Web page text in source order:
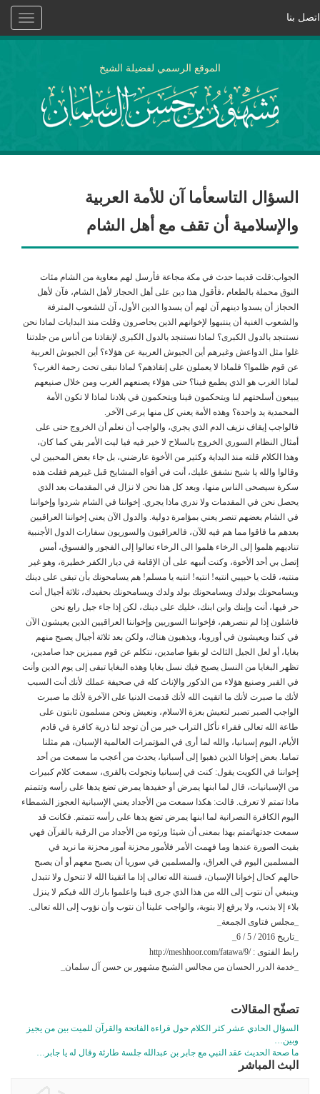
Toggle
اتصل بنا
الموقع الرسمي لفضيلة الشيخ
السؤال التاسعأما آن للأمة العربية
والإسلامية أن تقف مع أهل الشام
الجواب:قلت قديما حدث في مكة مجاعة فأرسل لهم معاوية من الشام مئات
النوق محملة بالطعام ،فأقول هذا دين على أهل الحجاز لأهل الشام، فآن لأهل
الحجاز أن يسدوا دينهم آن لهم أن يسدوا الدين الأول، آن للشعوب المترفة
والشعوب الغنية أن ينتبهوا لإخوانهم الذين يحاصرون وقلت منذ البدايات لماذا نحن
نستنجد بالدول الكبرى؟ لماذا نستنجد بالدول الكبرى لإنقاذنا من أناس من جلدتنا
غلوا مثل الدواعش وغيرهم أين الجيوش العربية عن هؤلاء؟ أين الجيوش العربية
عن قوم ظلموا؟ فلماذا لا يعملون على إنقاذهم؟ لماذا نبقى تحت رحمة الغرب؟
لماذا الغرب هو الذي يطمع فينا؟ حتى هؤلاء يصنعهم الغرب ومن خلال صنيعهم
يبيعون أسلحتهم لنا ويتحكمون فينا ويتحكمون في بلادنا لماذا لا تكون الأمة
المحمدية يد واحدة؟ وهذه الأمة يعني كل منها يرعى الآخر.
فالواجب إيقاف نزيف الدم الذي يجري، والواجب أن نعلم أن الخروج حتى على
أمثال النظام السوري الخروج بالسلاح لا خير فيه فيا ليت الأمر بقي كما كان،
وهذا الكلام قلته منذ البداية وكثير من الأخوة عارضني، بل جاء بعض المحبين لي
وقالوا والله يا شيخ نشفق عليك، أنت في أفواه المشايخ قبل غيرهم فقلت هذه
سكرة سيصحى الناس منها، وبعد كل هذا نحن لا نزال في المقدمات بعد الذي
يحصل نحن في المقدمات ولا ندري ماذا يجري. إخواننا في الشام شردوا وإخواننا
في الشام بعضهم تنصر يعني بمؤامرة دولية. والدول الآن يعني إخواننا العراقيين
بعدهم ما فاقوا مما هم فيه للآن، فالعراقيون والسوريون سفارات الدول الأجنبية
تناديهم هلموا إلى الرخاء هلموا الى الرخاء تعالوا إلى الفجور والفسوق، أمس
إتصل بي أحد الأخوة، وكنت أنبهه على أن الإقامة في ديار الكفر خطيرة، وهو غير
منتبه، قلت يا حبيبي انتبه! انتبه! انتبه يا مسلم! هم يسامحونك بأن تبقى على دينك
ويسامحونك بولدك ويسامحونك بولد ولدك ويسامحونك بحفيدك، ثلاثة أجيال أنت
حر فيها، أنت وإبنك وابن ابنك، خليك على دينك، لكن إذا جاء جيل رابع نحن
فاشلون إذا لم ننصرهم، فإخواننا السوريين وإخواننا العراقيين الذين يعيشون الآن
في كندا ويعيشون في أوروبا، ويذهبون هناك، ولكن بعد ثلاثة أجيال يصبح منهم
بغايا، أو لعل الجيل الثالث لو بقوا صامدين، نتكلم عن قوم مميزين جدا صامدين،
تظهر البغايا من النسل يصبح فيك نسل بغايا وهذه البغايا تبقى إلى يوم الدين وأنت
في القبر وصنيع هؤلاء من الذكور والإناث كله في صحيفة عملك لأنك أنت السبب
لأنك ما صبرت لأنك ما اتقيت الله لأنك قدمت الدنيا على الآخرة لأنك ما صبرت
الواجب الصبر تصبر لتعيش بعزة الاسلام، ونعيش ونحن مسلمون ثابتون على
طاعة الله تعالى فقراء نأكل التراب خير من أن توجد لنا ذرية كافرة في قادم
الأيام، اليوم إسبانيا، والله لما أرى في المؤتمرات العالمية الإسبان، هم مثلنا
تماما. بعض إخوانا الذين ذهبوا إلى أسبانيا، يحدث من أعجب ما سمعت من أحد
إخواننا في الكويت يقول: كنت في إسبانيا وتجولت بالقرى، سمعت كلام كبيرات
من الإسبانيات، قال لما ابنها يمرض أو حفيدها يمرض تضع يدها على رأسه وتتمتم
ماذا تمتم لا تعرف. قالت: هكذا سمعت من الأجداد يعني الإسبانية العجوز الشمطاء
اليوم الكافرة النصرانية لما ابنها يمرض تضع يدها على رأسه تتمتم. فكانت قد
سمعت جدتهاتمتم بهذا بمعنى أن شيئا ورثوه من الأجداد من الرقية بالقرآن فهي
بقيت الصورة عندها وما فهمت الأمر فلأمور محزنة أمور محزنة ما نريد في
المسلمين اليوم في العراق، والمسلمين في سوريا أن يصبح معهم أو أن يصبح
حالهم كحال إخوانا الإسبان، فسنة الله تعالى إذا ما اتقينا الله لا تتحول ولا تتبدل
وينبغي أن نتوب إلى الله من هذا الذي جرى فينا واعلموا بارك الله فيكم لا ينزل
بلاء إلا بذنب، ولا يرفع إلا بتوبة، والواجب علينا أن نتوب وأن نؤوب إلى الله تعالى.
_مجلس فتاوى الجمعة_
_تاريخ 2016 / 5 / 6_
رابط الفتوى :http://meshhoor.com/fatawa/9/ ‎
_خدمة الدرر الحسان من مجالس الشيخ مشهور بن حسن آل سلمان_
تصفّح المقالات
السؤال الحادي عشر كثر الكلام حول قراءة الفاتحة والقرآن للميت بين من يجيز
وبين…
ما صحة الحديث عقد النبي مع جابر بن عبدالله جلسة طارئة وقال له يا جابر…
البث المباشر